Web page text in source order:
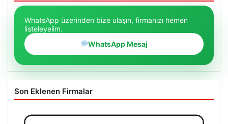
WhatsApp üzerinden bize ulaşın, firmanızı hemen
listeleyelim.
WhatsApp Mesaj
Son Eklenen Firmalar